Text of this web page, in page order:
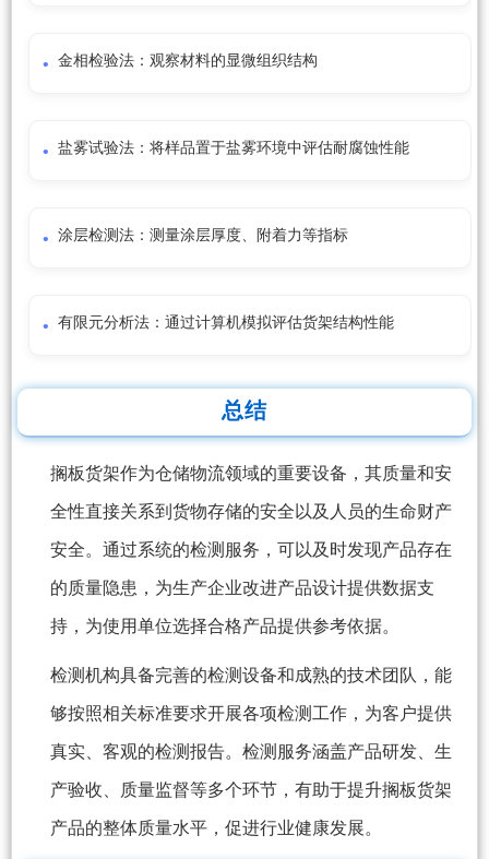
金相检验法：观察材料的显微组织结构
盐雾试验法：将样品置于盐雾环境中评估耐腐蚀性能
涂层检测法：测量涂层厚度、附着力等指标
有限元分析法：通过计算机模拟评估货架结构性能
总结
搁板货架作为仓储物流领域的重要设备，其质量和安
全性直接关系到货物存储的安全以及人员的生命财产
安全。通过系统的检测服务，可以及时发现产品存在
的质量隐患，为生产企业改进产品设计提供数据支
持，为使用单位选择合格产品提供参考依据。
检测机构具备完善的检测设备和成熟的技术团队，能
够按照相关标准要求开展各项检测工作，为客户提供
真实、客观的检测报告。检测服务涵盖产品研发、生
产验收、质量监督等多个环节，有助于提升搁板货架
产品的整体质量水平，促进行业健康发展。